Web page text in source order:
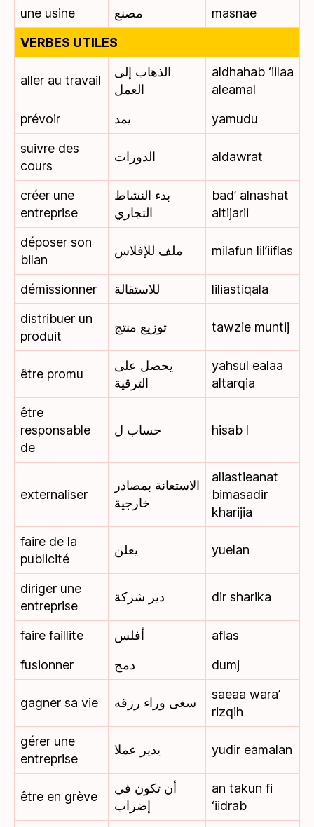
une usine
مصنع
masnae
VERBES UTILES
aller au travail
الذهاب إلى
العمل
aldhahab ‘iilaa
aleamal
prévoir
يمد
yamudu
suivre des
cours
الدورات aldawrat
créer une
entreprise
بدء النشاط
التجاري
bad’ alnashat
altijarii
déposer son
bilan
ملف للإفلاس milafun lil’iiflas
démissionner للاستقالة
liliastiqala
distribuer un
produit
توزيع منتج tawzie muntij
être promu
يحصل على
الترقية
yahsul ealaa
altarqia
être
responsable
de
حساب ل hisab l
externaliser
الاستعانة بمصادر
خارجية
aliastieanat
bimasadir
kharijia
faire de la
publicité
يعلن yuelan
diriger une
entreprise
دير شركة dir sharika
faire faillite أفلس
aflas
fusionner
دمج dumj
gagner sa vie سعى وراء رزقه
saeaa wara’
rizqih
gérer une
entreprise
يدير عملا yudir eamalan
être en grève
أن تكون في
إضراب
an takun fi
‘iidrab